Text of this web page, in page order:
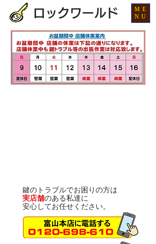
ロックワールド
鍵のトラブルでお困りの方は
実店舗のある私達に
安心してお任せください。
ME
NU